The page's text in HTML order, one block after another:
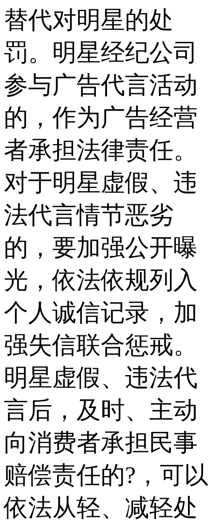
替代对明星的处
罚。明星经纪公司
参与广告代言活动
的，作为广告经营
者承担法律责任。
对于明星虚假、违
法代言情节恶劣
的，要加强公开曝
光，依法依规列入
个人诚信记录，加
强失信联合惩戒。
明星虚假、违法代
言后，及时、主动
向消费者承担民事
赔偿责任的?，可以
依法从轻、减轻处